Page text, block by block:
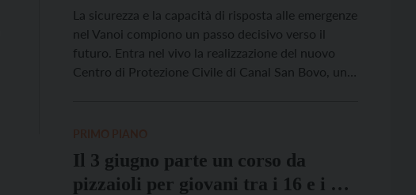
La sicurezza e la capacità di risposta alle emergenze
nel Vanoi compiono un passo decisivo verso il
futuro. Entra nel vivo la realizzazione del nuovo
Centro di Protezione Civile di Canal San Bovo, una
Il 3 giugno parte un corso da
pizzaioli per giovani tra i 16 e i 30